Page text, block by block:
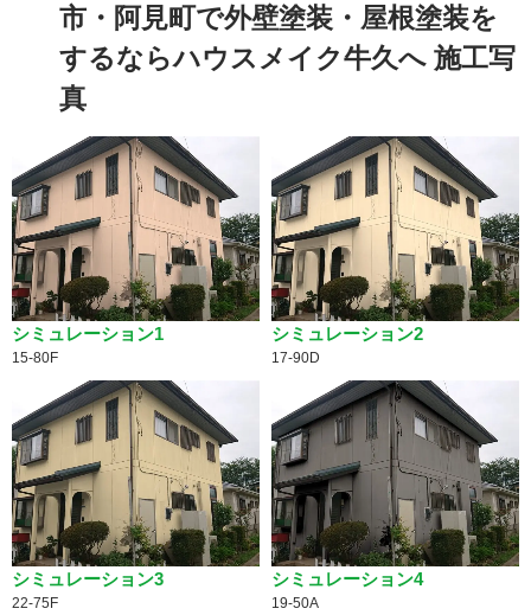
市・阿見町で外壁塗装・屋根塗装を
するならハウスメイク牛久へ 施工写
真
シミュレーション1
15-80F
シミュレーション2
17-90D
シミュレーション3
22-75F
シミュレーション4
19-50A